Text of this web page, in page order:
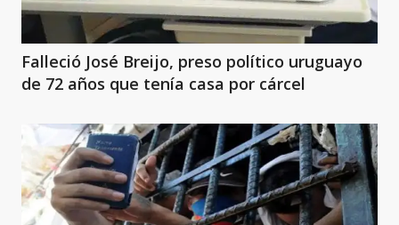
Falleció José Breijo, preso político uruguayo
de 72 años que tenía casa por cárcel